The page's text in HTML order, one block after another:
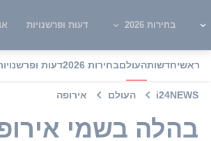
בחירות 2026 דעות ופרשנויות
ראשיחדשותהעולםבחירות 2026 דעות
i24NEWS העולם אירופה
בהלה בשמי